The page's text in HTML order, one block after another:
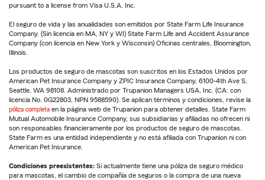
pursuant to a license from Visa U.S.A. Inc.
El seguro de vida y las anualidades son emitidos por State Farm Life Insurance
Company. (Sin licencia en MA, NY y WI) State Farm Life and Accident Assurance
Company (con licencia en New York y Wisconsin) Oficinas centrales, Bloomington,
Illinois.
Los productos de seguro de mascotas son suscritos en los Estados Unidos por
American Pet Insurance Company y ZPIC Insurance Company, 6100-4th Ave S,
Seattle, WA 98108. Administrado por Trupanion Managers USA, Inc. (CA: con
licencia No. 0G22803, NPN 9588590). Se aplican términos y condiciones, revise la
póliza completa en la página web de Trupanion para obtener detalles. State Farm
Mutual Automobile Insurance Company, sus subsidiarias y afiliadas no ofrecen ni
son responsables financieramente por los productos de seguro de mascotas.
State Farm es una entidad independiente y no está afiliada con Trupanion ni con
American Pet Insurance.
Condiciones preexistentes: Si actualmente tiene una póliza de seguro médico
para mascotas, el cambio de compañía de seguros o la compra de una nueva